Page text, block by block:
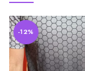
-12%